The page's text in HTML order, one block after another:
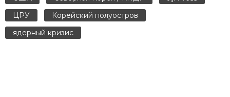
ЦРУ
Корейский полуостров
ядерный кризис